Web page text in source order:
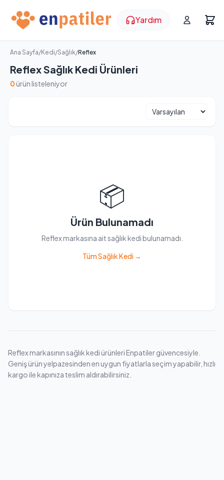
Yardım
Ana Sayfa/Kedi/Sağlık/Reflex
Reflex Sağlık Kedi Ürünleri
0 ürün listeleniyor
📦
Ürün Bulunamadı
Reflex markasına ait sağlık kedi bulunamadı.
Tüm Sağlık Kedi →
Reflex markasının sağlık kedi ürünleri Enpatiler güvencesiyle.
Geniş ürün yelpazesinden en uygun fiyatlarla seçim yapabilir, hızlı
kargo ile kapınıza teslim aldırabilirsiniz.